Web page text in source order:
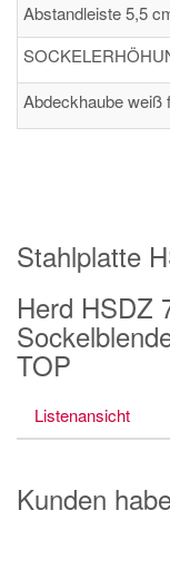
Abstandleiste 5,5
Abdeckhaube weiß
Stahlplatte
Herd HSDZ
TOP
Listenansicht
Kunden